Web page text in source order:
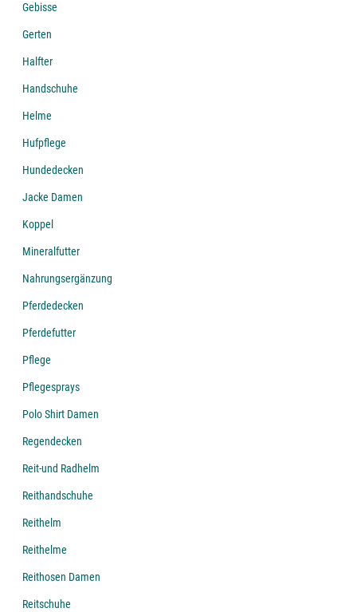
Gebisse
Gerten
Halfter
Handschuhe
Helme
Hufpflege
Hundedecken
Jacke Damen
Koppel
Mineralfutter
Nahrungsergänzung
Pferdedecken
Pferdefutter
Pflege
Pflegesprays
Polo Shirt Damen
Regendecken
Reit-und Radhelm
Reithandschuhe
Reithelm
Reithelme
Reithosen Damen
Reitschuhe